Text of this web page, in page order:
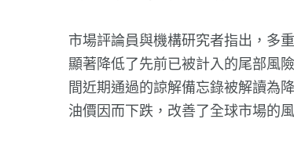
市場評論員與機構研究者指出，多
顯著降低了先前已被計入的尾部風
間近期通過的諒解備忘錄被解讀為
油價因而下跌，改善了全球市場的